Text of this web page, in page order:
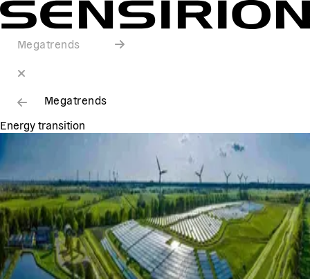
Megatrends
Megatrends
Energy transition